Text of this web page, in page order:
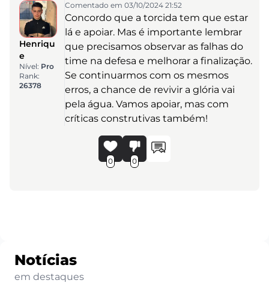
Henriqu
e
Nível: Pro
Rank:
26378
Comentado em 03/10/2024 21:52
Concordo que a torcida tem que estar
lá e apoiar. Mas é importante lembrar
que precisamos observar as falhas do
time na defesa e melhorar a finalização.
Se continuarmos com os mesmos
erros, a chance de revivir a glória vai
pela água. Vamos apoiar, mas com
críticas construtivas também!
0 0
Notícias
em destaques